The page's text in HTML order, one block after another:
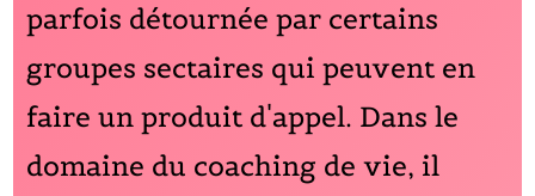
parfois détournée par certains
groupes sectaires qui peuvent en
faire un produit d'appel. Dans le
domaine du coaching de vie, il